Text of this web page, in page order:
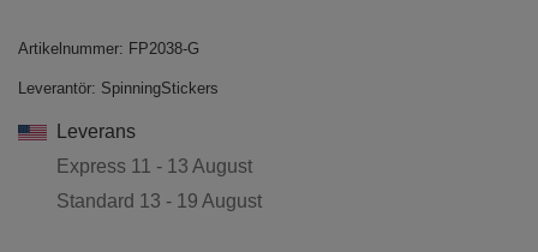
Artikelnummer: FP2038-G
Leverantör: SpinningStickers
Leverans
Express 11 - 13 August
Standard 13 - 19 August